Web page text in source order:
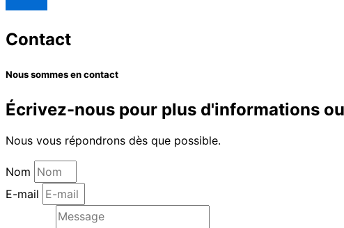
Contact
Nous sommes en contact
Écrivez-nous pour plus d'informations
Nous vous répondrons dès que possible.
Nom
E-mail